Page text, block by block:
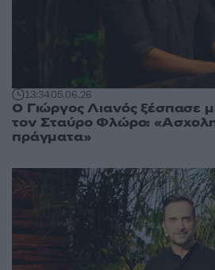
13:3405.06.26
Ο Γιώργος Λιανός ξέσπασε
τον Σταύρο Φλώρο:
πράγματα»